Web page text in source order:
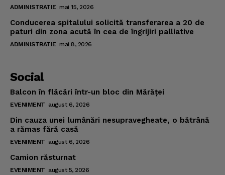
ADMINISTRATIE mai 15, 2026
Conducerea spitalului solicită transferarea a 20 de
paturi din zona acută în cea de îngrijiri palliative
ADMINISTRATIE mai 8, 2026
Social
Balcon în flăcări într-un bloc din Mărăţei
EVENIMENT august 6, 2026
Din cauza unei lumânări nesupravegheate, o bătrână
a rămas fără casă
EVENIMENT august 6, 2026
Camion răsturnat
EVENIMENT august 5, 2026